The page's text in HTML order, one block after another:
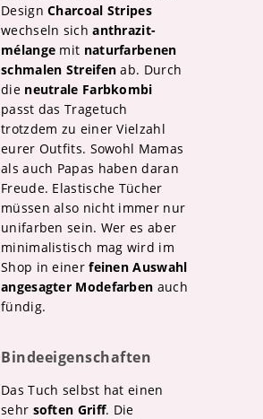
DesignCharcoal Stripes
wechseln sichanthrazit-
mélange mit naturfarbenen
schmalen Streifen ab. Durch
die neutrale Farbkombi
passt das Tragetuch
trotzdem zu einer Vielzahl
eurer Outfits. Sowohl Mamas
als auch Papas haben daran
Freude. Elastische Tücher
müssen also nicht immer nur
unifarben sein. Wer es aber
minimalistisch mag wird im
Shop in einerfeinen Auswahl
angesagter Modefarben auch
fündig.
Bindeeigenschaften
Das Tuch selbst hat einen
sehr soften Griff. Die